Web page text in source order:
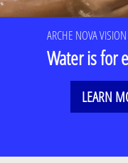
ARCHE NOVA
Water is for
LEARN